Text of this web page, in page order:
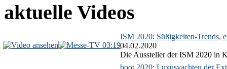
aktuelle Videos
03:19
ISM 2020: Süßigkeiten-Trends,
04.02.2020
Die Aussteller der ISM 2020 in
boot 2020: Luxusyachten der